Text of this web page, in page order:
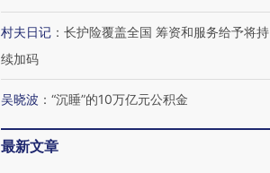
村夫日记 ： 长护险覆盖全国 筹资和服务给予将持
续加码
吴晓波 ： “沉睡”的10万亿元公积金
最新文章